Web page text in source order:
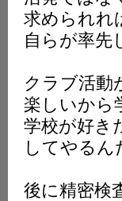
求められれ
自らが率先
クラブ活動
楽しいから
学校が好き
してやるん
後に精密検